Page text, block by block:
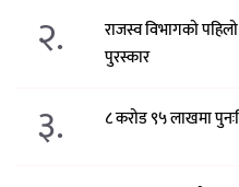
२.
राजस्व विभागको
पुरस्कार
३. ८ करोड ९५ लाखमा